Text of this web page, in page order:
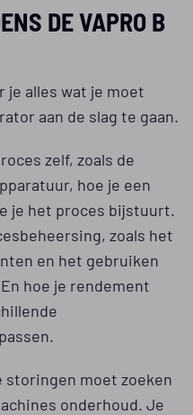
DE VAPRO B
je alles wat je moet
aan de slag te gaan.
zelf, zoals de
hoe je een
je het proces bijstuurt.
zoals het
en het gebruiken
hoe je rendement
storingen moet zoeken
onderhoud. Je